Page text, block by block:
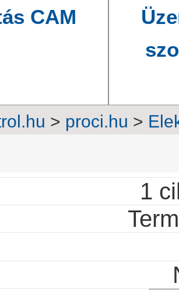
CAM
> proci.hu >
1